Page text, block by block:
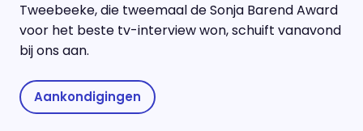
Tweebeeke, die tweemaal de Sonja Barend Award
voor het beste tv-interview won, schuift vanavond
bij ons aan.
Aankondigingen